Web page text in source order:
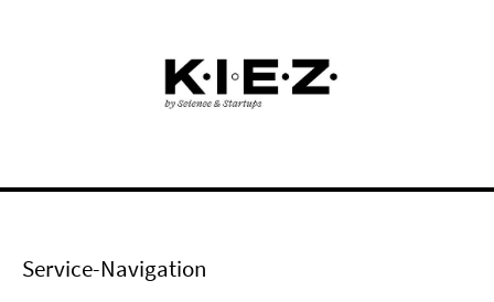
Service-Navigation